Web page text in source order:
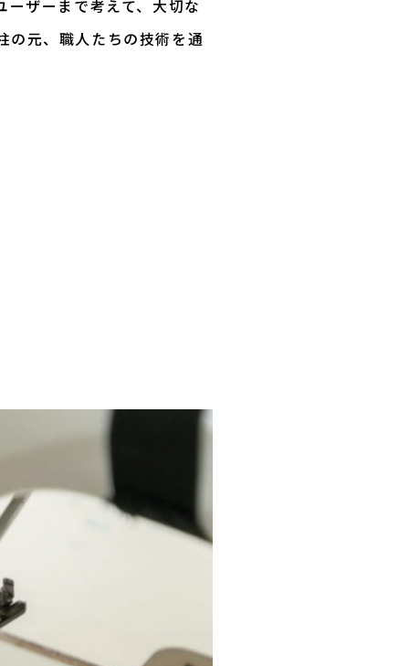
ザーまで考えて、大切な
の元、職人たちの技術を通